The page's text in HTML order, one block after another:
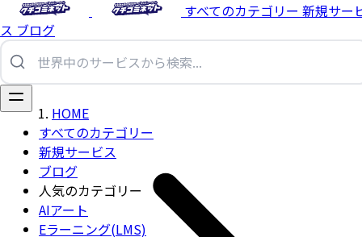
すべてのカテゴリー 新規サー
ス ブログ
すべてのカテゴリー
新規サービス
ブログ
人気のカテゴリー
AIアート
Eラーニング(LMS)
HOME